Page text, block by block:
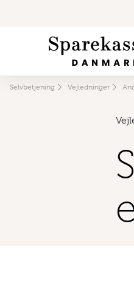
Selvbetjening Vejledninger